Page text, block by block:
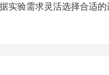
实验需求灵活选择合适